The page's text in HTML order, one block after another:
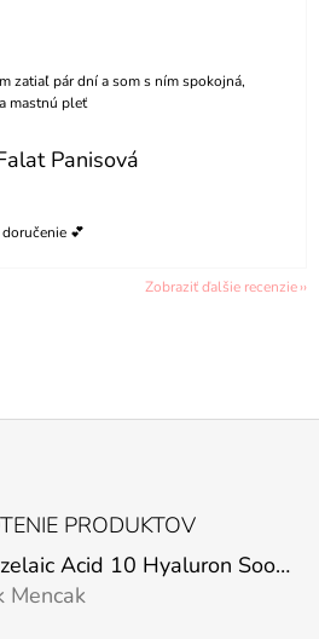
je 5 z 5 hviezdičiek.
zatiaľ pár dní a som s ním spokojná,
mastnú pleť
Panisová
je 5 z 5 hviezdičiek.
💕
Zobraziť ďalšie recenzie
PRODUKTOV
ANUA – Azelaic Acid 10 Hyaluron Soothing Serum – 30 ml
je 5 z 5 hviezdičiek.
Mencak